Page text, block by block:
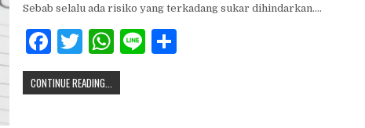
Sebab selalu ada risiko yang terkadang sukar dihindarkan….
F
a
c
T
w
it
W
h
at
Li S
CONTINUE READING...